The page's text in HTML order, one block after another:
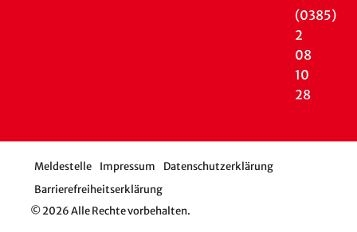
(0385)
2
08
10
28
© 2026 Alle Rechte vorbehalten.
Meldestelle Impressum
Datenschutzerklärung
Barrierefreiheitserklärung